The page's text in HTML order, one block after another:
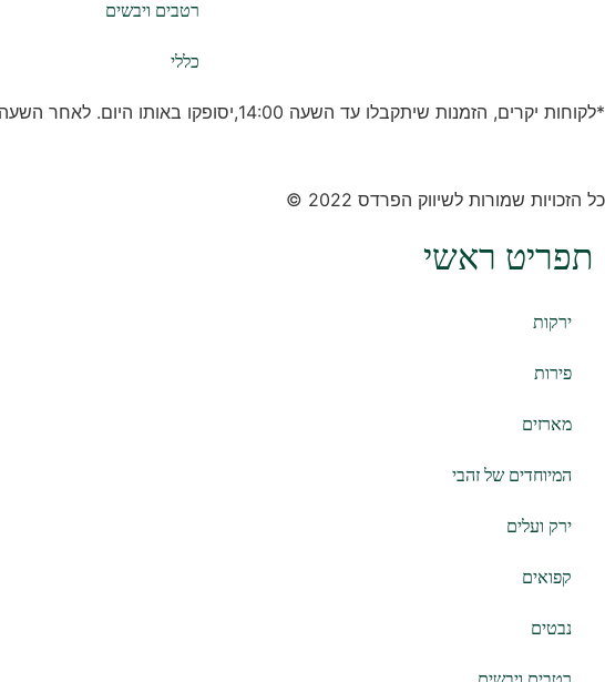
רטבים ויבשים
כללי
*לקוחות יקרים, הזמנות שיתקבלו עד השעה 14:00,יסופקו באותו היום. לאחר השעה 14:00 ההזמנה תסופק ביום המחרת.
כל הזכויות שמורות לשיווק הפרדס 2022 ©
תפריט ראשי
ירקות
פירות
מארזים
המיוחדים של זהבי
ירק ועלים
קפואים
נבטים